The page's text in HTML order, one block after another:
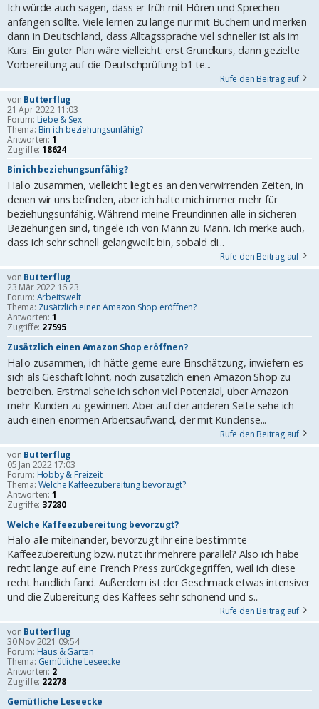
Ich würde auch sagen, dass er früh mit Hören und Sprechen
anfangen sollte. Viele lernen zu lange nur mit Büchern und merken
dann in Deutschland, dass Alltagssprache viel schneller ist als im
Kurs. Ein guter Plan wäre vielleicht: erst Grundkurs, dann gezielte
Vorbereitung auf die Deutschprüfung b1 te...
Rufe den Beitrag auf
von Butterflug
21 Apr 2022 11:03
Forum: Liebe & Sex
Thema: Bin ich beziehungsunfähig?
Antworten: 1
Zugriffe: 18624
Bin ich beziehungsunfähig?
Hallo zusammen, vielleicht liegt es an den verwirrenden Zeiten, in
denen wir uns befinden, aber ich halte mich immer mehr für
beziehungsunfähig. Während meine Freundinnen alle in sicheren
Beziehungen sind, tingele ich von Mann zu Mann. Ich merke auch,
dass ich sehr schnell gelangweilt bin, sobald di...
Rufe den Beitrag auf
von Butterflug
23 Mär 2022 16:23
Forum: Arbeitswelt
Thema: Zusätzlich einen Amazon Shop eröffnen?
Antworten: 1
Zugriffe: 27595
Zusätzlich einen Amazon Shop eröffnen?
Hallo zusammen, ich hätte gerne eure Einschätzung, inwiefern es
sich als Geschäft lohnt, noch zusätzlich einen Amazon Shop zu
betreiben. Erstmal sehe ich schon viel Potenzial, über Amazon
mehr Kunden zu gewinnen. Aber auf der anderen Seite sehe ich
auch einen enormen Arbeitsaufwand, der mit Kundense...
Rufe den Beitrag auf
von Butterflug
05 Jan 2022 17:03
Forum: Hobby & Freizeit
Thema: Welche Kaffeezubereitung bevorzugt?
Antworten: 1
Zugriffe: 37280
Welche Kaffeezubereitung bevorzugt?
Hallo alle miteinander, bevorzugt ihr eine bestimmte
Kaffeezubereitung bzw. nutzt ihr mehrere parallel? Also ich habe
recht lange auf eine French Press zurückgegriffen, weil ich diese
recht handlich fand. Außerdem ist der Geschmack etwas intensiver
und die Zubereitung des Kaffees sehr schonend und s...
Rufe den Beitrag auf
von Butterflug
30 Nov 2021 09:54
Forum: Haus & Garten
Thema: Gemütliche Leseecke
Antworten: 2
Zugriffe: 22278
Gemütliche Leseecke